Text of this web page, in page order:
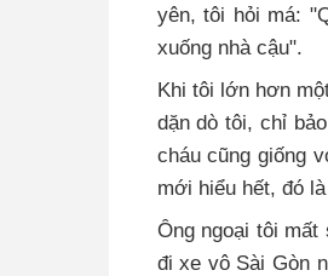
yên, tôi hỏi má:
xuống nhà cậu".
Khi tôi lớn hơn
dặn dò tôi, chỉ
cháu cũng giống
mới hiểu hết, đó
Ông ngoại tôi
đi xe vô Sài Gòn